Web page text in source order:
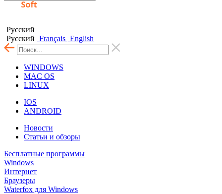
Русский
Русский Français English
WINDOWS
MAC OS
LINUX
IOS
ANDROID
Новости
Статьи и обзоры
Бесплатные программы
Windows
Интернет
Браузеры
Waterfox для Windows